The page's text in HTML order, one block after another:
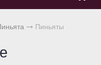
Пиньяты